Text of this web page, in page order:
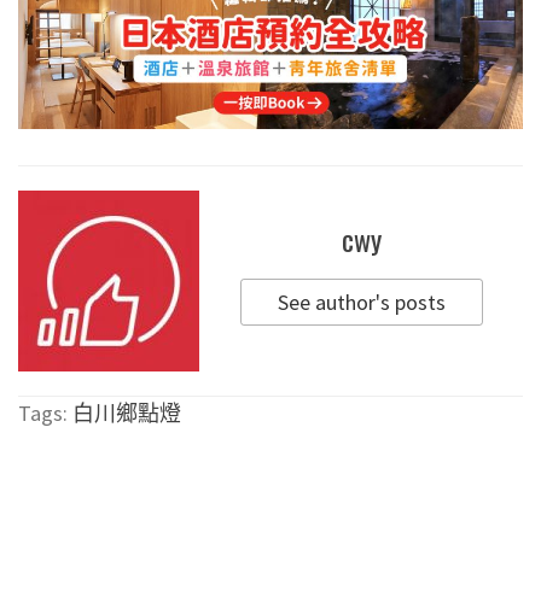
cwy
See author's posts
Tags: 白川鄉點燈